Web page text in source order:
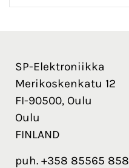
SP-Elektroniikka
Merikoskenkatu 12
FI-90500, Oulu
Oulu
FINLAND
puh. +358 85565 858